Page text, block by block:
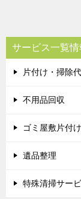
サービス一覧情
片付け・掃除
不用品回収
ゴミ屋敷片付
遺品整理
特殊清掃サー